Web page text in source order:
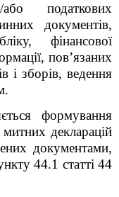
податкових
документів,
фінансової
пов’язаних
і зборів, ведення
формування
митних декларацій
документами,
44.1 статті 44